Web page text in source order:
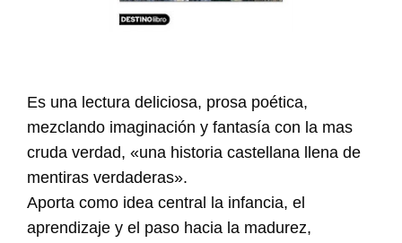
Es una lectura deliciosa, prosa poética,
mezclando imaginación y fantasía con la mas
cruda verdad, «una historia castellana llena de
mentiras verdaderas».
Aporta como idea central la infancia, el
aprendizaje y el paso hacia la madurez,